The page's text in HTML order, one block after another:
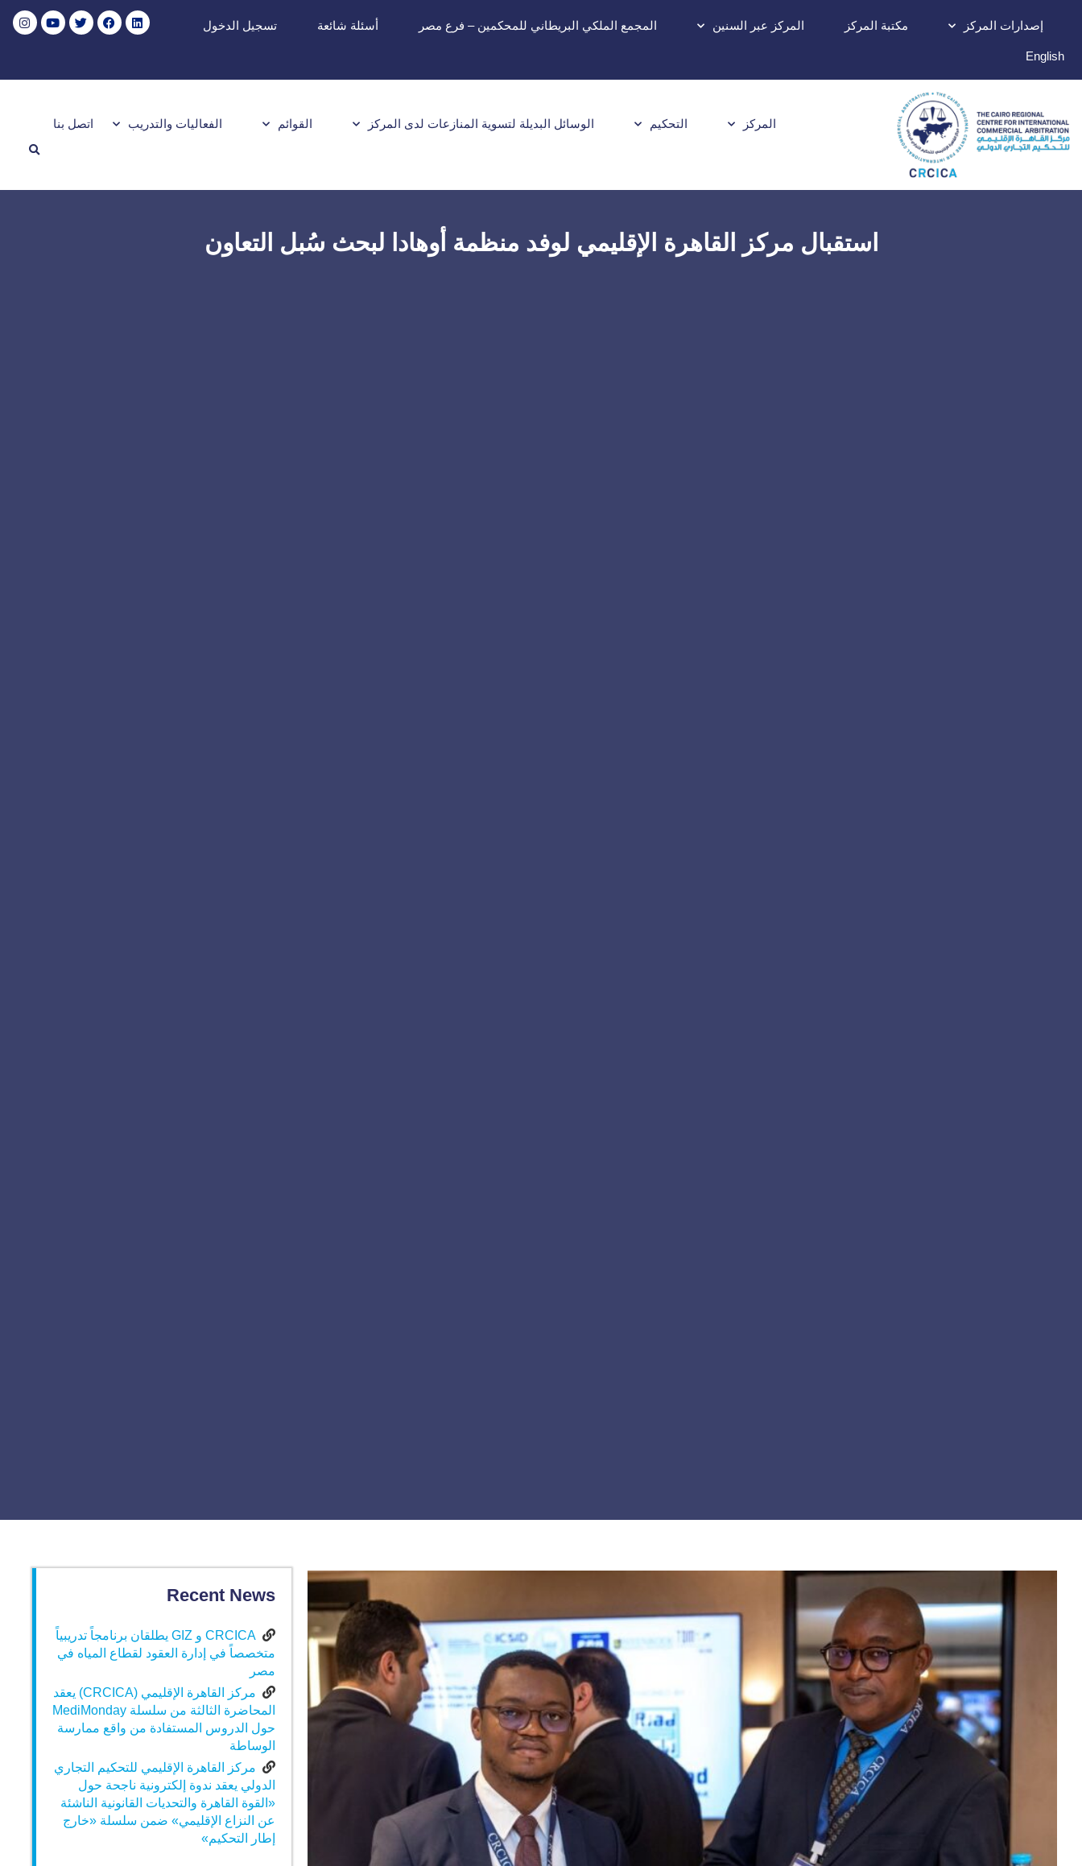
إصدارات المركز مكتبة المركز المركز عبر السنين المجمع الملكي البريطاني للمحكمين – فرع مصر أسئلة شائعة تسجيل الدخول
English
المركز التحكيم الوسائل البديلة لتسوية المنازعات لدى المركز القوائم الفعاليات والتدريب اتصل بنا
استقبال مركز القاهرة الإقليمي لوفد منظمة أوهادا لبحث سُبل التعاون
Recent News
CRCICA و GIZ يطلقان برنامجاً تدريبياً
متخصصاً في إدارة العقود لقطاع المياه في
مصر
مركز القاهرة الإقليمي (CRCICA) يعقد
المحاضرة الثالثة من سلسلة MediMonday
حول الدروس المستفادة من واقع ممارسة
الوساطة
مركز القاهرة الإقليمي للتحكيم التجاري
الدولي يعقد ندوة إلكترونية ناجحة حول
«القوة القاهرة والتحديات القانونية الناشئة
عن النزاع الإقليمي» ضمن سلسلة «خارج
إطار التحكيم»